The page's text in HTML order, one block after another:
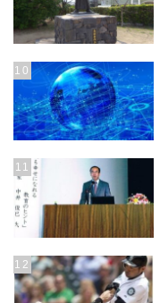
10
11
12